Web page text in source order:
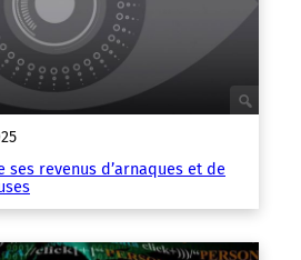
ses revenus d’arnaques et de